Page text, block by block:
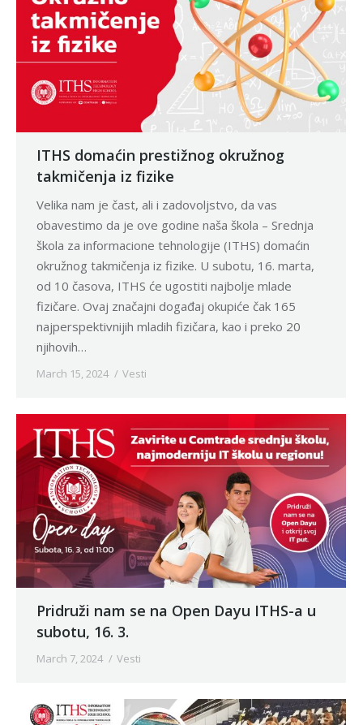
ITHS domaćin prestižnog okružnog
takmičenja iz fizike
Velika nam je čast, ali i zadovoljstvo, da vas
obavestimo da je ove godine naša škola – Srednja
škola za informacione tehnologije (ITHS) domaćin
okružnog takmičenja iz fizike. U subotu, 16. marta,
od 10 časova, ITHS će ugostiti najbolje mlade
fizičare. Ovaj značajni događaj okupiće čak 165
najperspektivnijih mladih fizičara, kao i preko 20
njihovih…
March 15, 2024 Vesti
Pridruži nam se na Open Dayu ITHS-a u
subotu, 16. 3.
March 7, 2024 Vesti